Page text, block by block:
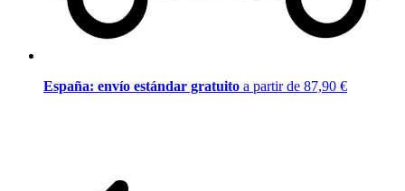
España: envío estándar gratuito a partir de 87,90 €